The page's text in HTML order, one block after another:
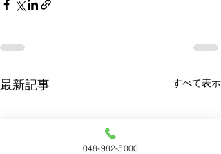
最新記事 すべて表示
048-982-5000